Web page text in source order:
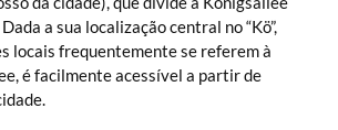
a sua localização central no “Kö”,
locais frequentemente se referem à
é facilmente acessível a partir de